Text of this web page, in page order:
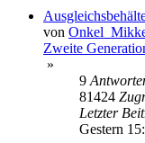
von
Zweite
»
9
81424
Letzter
Gestern